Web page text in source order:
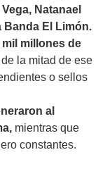
Natanael
Banda El Limón.
millones de
la mitad de ese
o sellos
al
mientras que
constantes.